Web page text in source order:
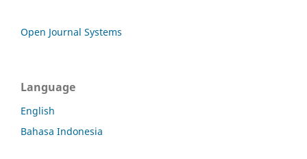
Open Journal Systems
Language
English
Bahasa Indonesia